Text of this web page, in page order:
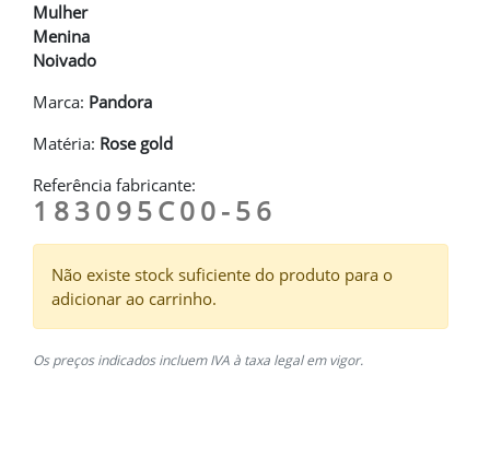
Mulher
Menina
Noivado
Marca: Pandora
Matéria: Rose gold
Referência fabricante:
183095C00-56
Não existe stock suficiente do produto para o
adicionar ao carrinho.
Os preços indicados incluem IVA à taxa legal em vigor.